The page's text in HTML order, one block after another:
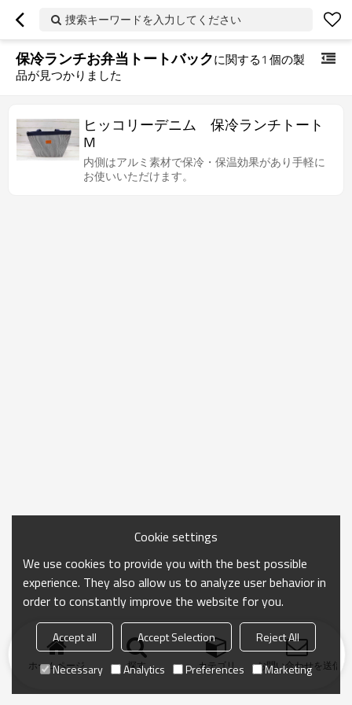
捜索キーワードを入力してください
保冷ランチお弁当トートバックに関する1 個の製
品が見つかりました
ヒッコリーデニム 保冷ランチトート
M
内側はアルミ素材で保冷・保温効果があり手軽に
お使いいただけます。
ホームページ 探す カテゴリ お問い合わせを送信
Cookie settings
We use cookies to provide you with the best possible
experience. They also allow us to analyze user behavior in
order to constantly improve the website for you.
Accept all Accept Selection
Reject All
Necessary
Analytics Preferences Marketing